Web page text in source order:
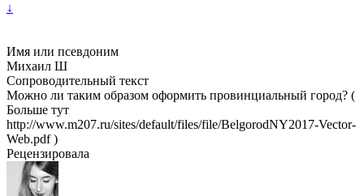
↓
Имя или псевдоним
Михаил Ш
Сопроводительный текст
Можно ли таким образом оформить провинциальный город? (
Больше тут
http://www.m207.ru/sites/default/files/file/BelgorodNY2017-Vector-
Web.pdf )
Рецензировала